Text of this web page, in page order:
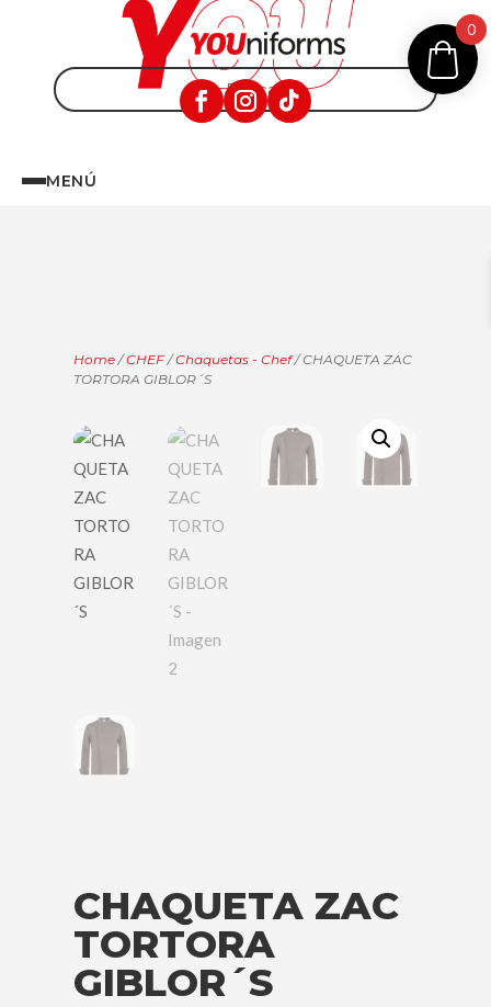
MENÚ
Home /CHEF /Chaquetas - Chef/ CHAQUETA ZAC
TORTORA GIBLOR´S
CHAQUETA ZAC
TORTORA
GIBLOR´S
0